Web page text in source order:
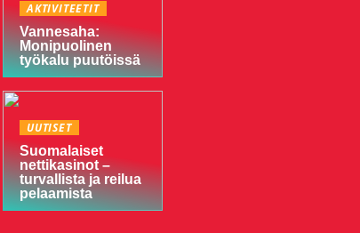
AKTIVITEETIT
Vannesaha:
Monipuolinen
työkalu puutöissä
UUTISET
Suomalaiset
nettikasinot –
turvallista ja reilua
pelaamista